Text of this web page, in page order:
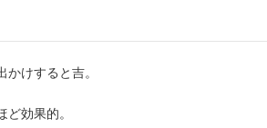
かけすると吉。
効果的。